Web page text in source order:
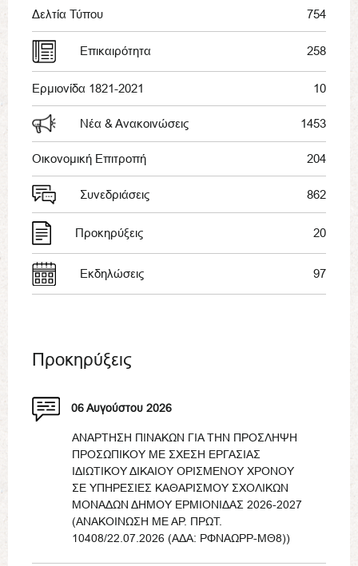
Δελτία Τύπου 754
Επικαιρότητα 258
Ερμιονίδα 1821-2021 10
Νέα & Ανακοινώσεις 1453
Οικονομική Επιτροπή 204
Συνεδριάσεις 862
Προκηρύξεις 20
Εκδηλώσεις 97
Προκηρύξεις
06 Αυγούστου 2026
ΑΝΑΡΤΗΣΗ ΠΙΝΑΚΩΝ ΓΙΑ ΤΗΝ ΠΡΟΣΛΗΨΗ
ΠΡΟΣΩΠΙΚΟΥ ΜΕ ΣΧΕΣΗ ΕΡΓΑΣΙΑΣ
ΙΔΙΩΤΙΚΟΥ ΔΙΚΑΙΟΥ ΟΡΙΣΜΕΝΟΥ ΧΡΟΝΟΥ
ΣΕ ΥΠΗΡΕΣΙΕΣ ΚΑΘΑΡΙΣΜΟΥ ΣΧΟΛΙΚΩΝ
ΜΟΝΑΔΩΝ ΔΗΜΟΥ ΕΡΜΙΟΝΙΔΑΣ 2026-2027
(ΑΝΑΚΟΙΝΩΣΗ ΜΕ ΑΡ. ΠΡΩΤ.
10408/22.07.2026 (ΑΔΑ: ΡΦΝΑΩΡΡ-ΜΘ8))